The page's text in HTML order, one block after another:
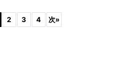
2 3 4 次»